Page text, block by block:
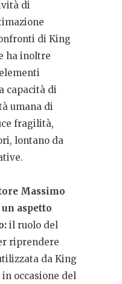
di
di King
ha inoltre
capacità di
umana di
fragilità,
lontano da
Massimo
aspetto
il ruolo del
riprendere
da King
occasione del